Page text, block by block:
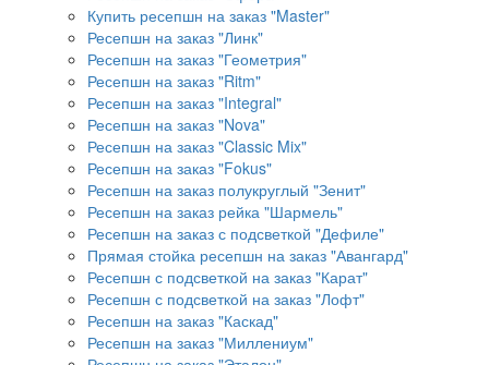
Купить ресепшн на заказ "Master"
Ресепшн на заказ "Линк"
Ресепшн на заказ "Геометрия"
Ресепшн на заказ "Ritm"
Ресепшн на заказ "Integral"
Ресепшн на заказ "Nova"
Ресепшн на заказ "Classic Mix"
Ресепшн на заказ "Fokus"
Ресепшн на заказ полукруглый "Зенит"
Ресепшн на заказ рейка "Шармель"
Ресепшн на заказ с подсветкой "Дефиле"
Прямая стойка ресепшн на заказ "Авангард"
Ресепшн с подсветкой на заказ "Карат"
Ресепшн с подсветкой на заказ "Лофт"
Ресепшн на заказ "Каскад"
Ресепшн на заказ "Миллениум"